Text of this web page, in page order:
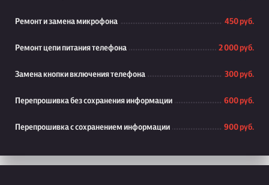
Ремонт и замена микрофона 450 руб.
Ремонт цепи питания телефона 2 000 руб.
Замена кнопки включения телефона 300 руб.
Перепрошивка без сохранения информации 600 руб.
Перепрошивка с сохранением информации 900 руб.